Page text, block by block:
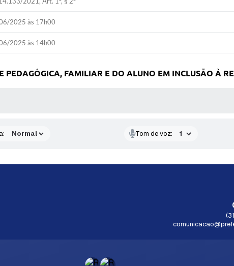
2025 às 17h00
2025 às 14h00
FAMILIAR E DO ALUNO EM INCLUSÃO À
Tom de voz: